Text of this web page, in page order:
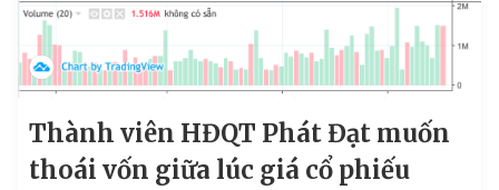
Thành viên HĐQT Phát Đạt muốn
thoái vốn giữa lúc giá cổ phiếu